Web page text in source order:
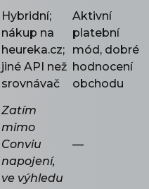
Hybridní;
nákup na
heureka.cz;
jiné API než
srovnávač
Aktivní
platební
mód, dobré
hodnocení
obchodu
Zatím
mimo
Conviu
napojení,
ve výhledu
—